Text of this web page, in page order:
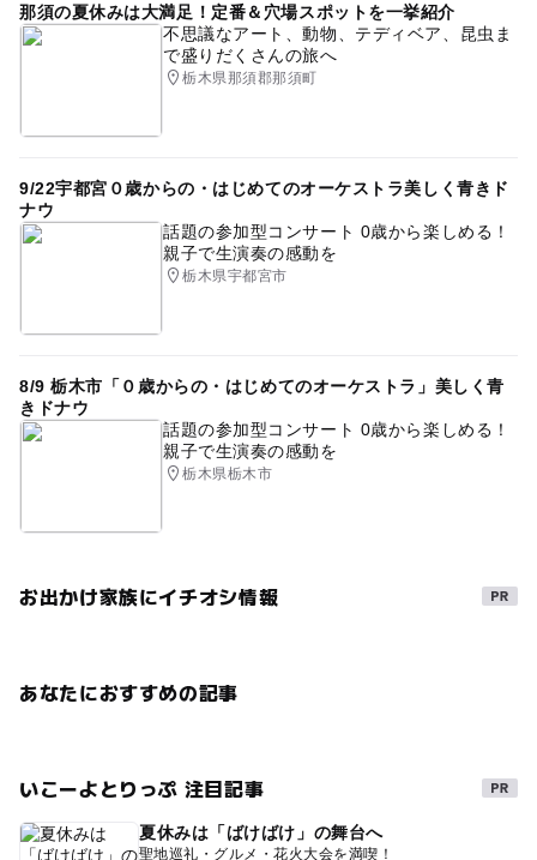
那須の夏休みは大満足！定番＆穴場スポットを一挙紹介
不思議なアート、動物、テディベア、昆虫ま
で盛りだくさんの旅へ
栃木県那須郡那須町
9/22宇都宮０歳からの・はじめてのオーケストラ美しく青きド
ナウ
話題の参加型コンサート 0歳から楽しめる！
親子で生演奏の感動を
栃木県宇都宮市
8/9 栃木市「０歳からの・はじめてのオーケストラ」美しく青
きドナウ
話題の参加型コンサート 0歳から楽しめる！
親子で生演奏の感動を
栃木県栃木市
お出かけ家族にイチオシ情報
あなたにおすすめの記事
いこーよとりっぷ 注目記事
夏休みは「ばけばけ」の舞台へ
聖地巡礼・グルメ・花火大会を満喫！